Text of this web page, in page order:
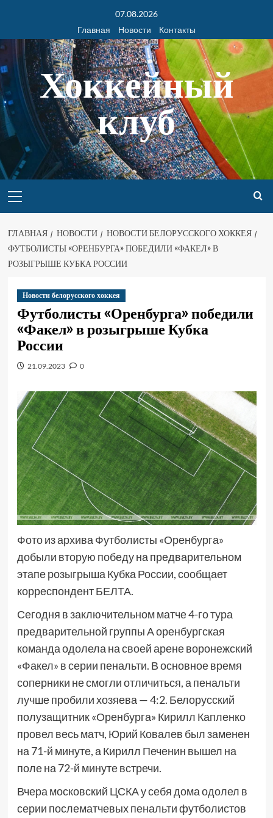
07.08.2026
Главная
Новости Контакты
Хоккейный
клуб
ГЛАВНАЯ НОВОСТИ
НОВОСТИ БЕЛОРУССКОГО ХОККЕЯ
ФУТБОЛИСТЫ «ОРЕНБУРГА» ПОБЕДИЛИ «ФАКЕЛ» В
РОЗЫГРЫШЕ КУБКА РОССИИ
Новости белорусского хоккея
Футболисты «Оренбурга» победили
«Факел» в розыгрыше Кубка
России
21.09.2023 0
Фото из архива Футболисты «Оренбурга»
добыли вторую победу на предварительном
этапе розыгрыша Кубка России, сообщает
корреспондент БЕЛТА.
Сегодня в заключительном матче 4-го тура
предварительной группы А оренбургская
команда одолела на своей арене воронежский
«Факел» в серии пенальти. В основное время
соперники не смогли отличиться, а пенальти
лучше пробили хозяева — 4:2. Белорусский
полузащитник «Оренбурга» Кирилл Капленко
провел весь матч, Юрий Ковалев был заменен
на 71-й минуте, а Кирилл Печенин вышел на
поле на 72-й минуте встречи.
Вчера московский ЦСКА у себя дома одолел в
серии послематчевых пенальти футболистов